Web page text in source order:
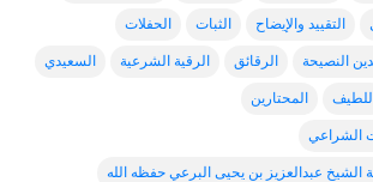
التقييد والإيضاح الثبات الحفلات
النصيحة الرقائق الرقية الشرعية السعيدي
اللطيف المحتارين
الشراعي
الشيخ عبدالعزيز بن يحيى البرعي حفظه الله